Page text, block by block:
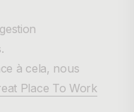
à cela, nous
Place To Work